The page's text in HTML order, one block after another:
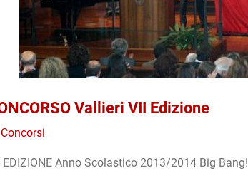
Vallieri VII Edizione
Concorsi
EDIZIONE Anno Scolastico 2013/2014 Big Bang!